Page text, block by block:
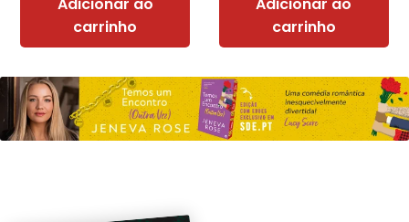
Adicionar ao
carrinho
Adicionar ao
carrinho